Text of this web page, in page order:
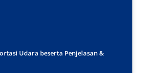
Udara beserta Penjelasan &